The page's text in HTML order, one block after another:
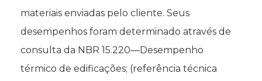
materiais enviadas pelo cliente. Seus
desempenhos foram determinado através de
consulta da NBR 15.220—Desempenho
térmico de edificações; (referência técnica